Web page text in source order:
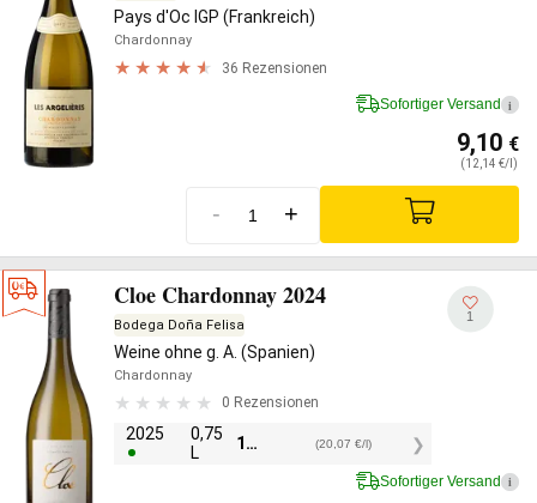
Pays d'Oc IGP (Frankreich)
Chardonnay
36 Rezensionen
Sofortiger Versand i
9,10 €
(12,14 €/l)
- +
Cloe Chardonnay 2024
Bodega Doña Felisa
Weine ohne g. A. (Spanien)
Chardonnay
0 Rezensionen
2025
0,75
L
15,05 (20,07 €/l)
1
Sofortiger Versand i